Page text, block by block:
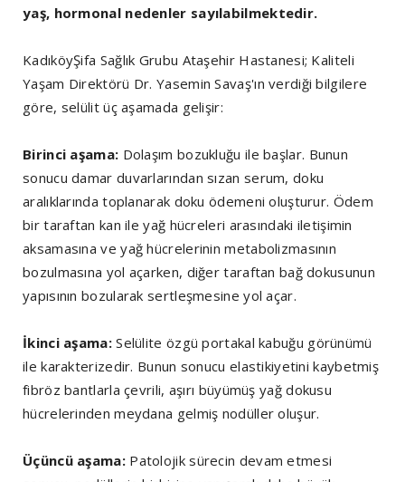
yaş, hormonal nedenler sayılabilmektedir.
KadıköyŞifa Sağlık Grubu Ataşehir Hastanesi; Kaliteli
Yaşam Direktörü Dr. Yasemin Savaş'ın verdiği bilgilere
göre, selülit üç aşamada gelişir:
Birinci aşama: Dolaşım bozukluğu ile başlar. Bunun
sonucu damar duvarlarından sızan serum, doku
aralıklarında toplanarak doku ödemeni oluşturur. Ödem
bir taraftan kan ile yağ hücreleri arasındaki iletişimin
aksamasına ve yağ hücrelerinin metabolizmasının
bozulmasına yol açarken, diğer taraftan bağ dokusunun
yapısının bozularak sertleşmesine yol açar.
İkinci aşama:Selülite özgü portakal kabuğu görünümü
ile karakterizedir. Bunun sonucu elastikiyetini kaybetmiş
fibröz bantlarla çevrili, aşırı büyümüş yağ dokusu
hücrelerinden meydana gelmiş nodüller oluşur.
Üçüncü aşama:Patolojik sürecin devam etmesi